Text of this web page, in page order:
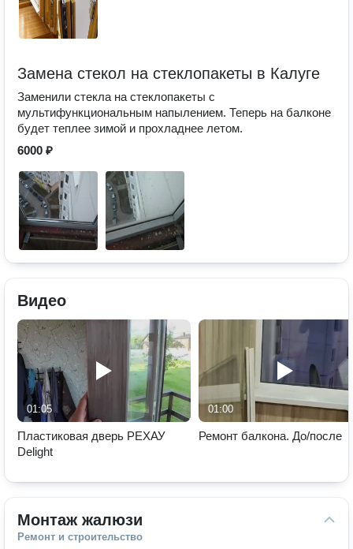
Замена стекол на стеклопакеты в Калуге
Заменили стекла на стеклопакеты с
мультифункциональным напылением. Теперь на балконе
будет теплее зимой и прохладнее летом.
6000 ₽
Видео
01:05
Пластиковая дверь РЕХАУ
Delight
01:00
Ремонт балкона. До/после
Монтаж жалюзи
Ремонт и строительство